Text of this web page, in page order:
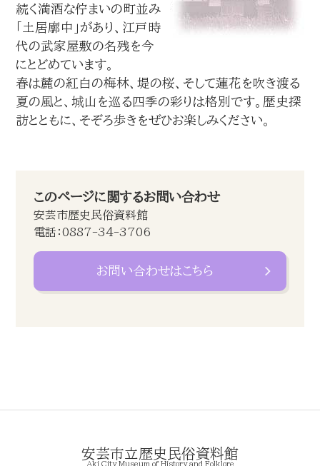
続く満酒な佇まいの町並み
「土居廓中」があり、江戸時
代の武家屋敷の名残を今
にとどめています。
春は麓の紅白の梅林、堤の桜、そして蓮花を吹き渡る
夏の風と、城山を巡る四季の彩りは格別です。歴史探
訪とともに、そぞろ歩きをぜひお楽しみください。
このページに関するお問い合わせ
安芸市歴史民俗資料館
電話：0887-34-3706
お問い合わせはこちら
安芸市立歴史民俗資料館
Aki City Museum of History and Folklore